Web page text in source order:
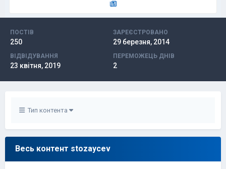
ПОСТІВ
250
ЗАРЕЄСТРОВАНО
29 березня, 2014
ВІДВІДУВАННЯ
23 квітня, 2019
ПЕРЕМОЖЕЦЬ ДНІВ
2
Тип контента
Весь контент stozaycev